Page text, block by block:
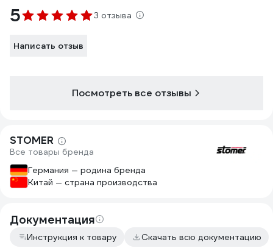
5 3 отзыва
Написать отзыв
Посмотреть все отзывы
STOMER
Все товары бренда
Германия — родина бренда
Китай — страна производства
Документация
Инструкция к товару Скачать всю документацию